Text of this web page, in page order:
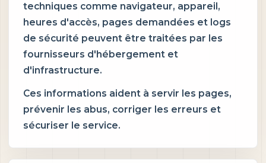
techniques comme navigateur, appareil,
heures d'accès, pages demandées et logs
de sécurité peuvent être traitées par les
fournisseurs d'hébergement et
d'infrastructure.
Ces informations aident à servir les pages,
prévenir les abus, corriger les erreurs et
sécuriser le service.